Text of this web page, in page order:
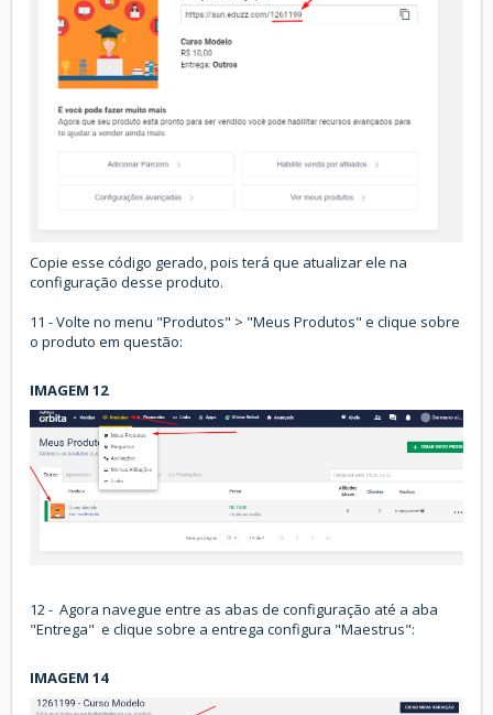
Copie esse código gerado, pois terá que atualizar ele na
configuração desse produto.
11 - Volte no menu "Produtos" > "Meus Produtos" e clique sobre
o produto em questão:
IMAGEM 12
12 - Agora navegue entre as abas de configuração até a aba
"Entrega" e clique sobre a entrega configura "Maestrus":
IMAGEM 14